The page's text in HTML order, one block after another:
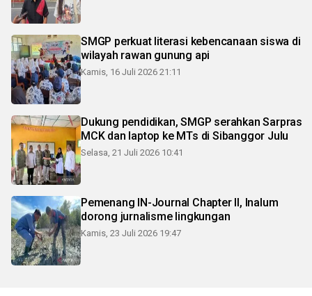
SMGP perkuat literasi kebencanaan siswa di
wilayah rawan gunung api
Kamis, 16 Juli 2026 21:11
Dukung pendidikan, SMGP serahkan Sarpras
MCK dan laptop ke MTs di Sibanggor Julu
Selasa, 21 Juli 2026 10:41
Pemenang IN-Journal Chapter II, Inalum
dorong jurnalisme lingkungan
Kamis, 23 Juli 2026 19:47